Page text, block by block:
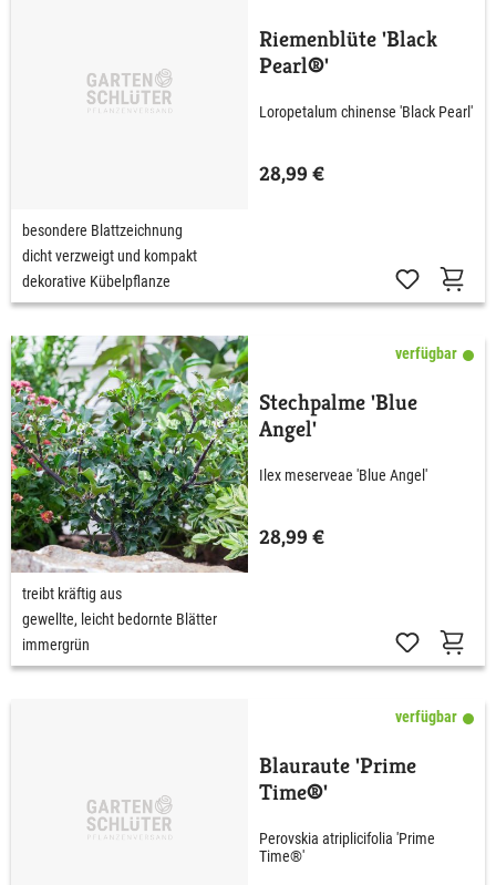
Riemenblüte 'Black
Pearl®'
Loropetalum chinense 'Black Pearl'
28,99 €
besondere Blattzeichnung
dicht verzweigt und kompakt
dekorative Kübelpflanze
verfügbar
Stechpalme 'Blue
Angel'
Ilex meserveae 'Blue Angel'
28,99 €
treibt kräftig aus
gewellte, leicht bedornte Blätter
immergrün
verfügbar
Blauraute 'Prime
Time®'
Perovskia atriplicifolia 'Prime
Time®'